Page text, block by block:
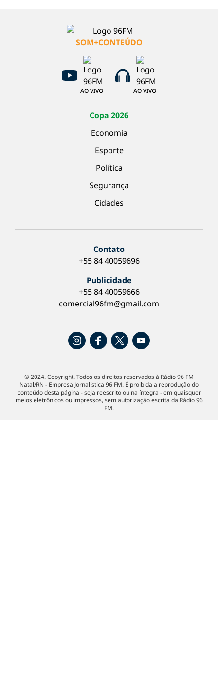
SOM+CONTEÚDO
AO VIVO AO VIVO
Copa 2026
Economia
Esporte
Política
Segurança
Cidades
Contato
+55 84 40059696
Publicidade
+55 84 40059666
comercial96fm@gmail.com
© 2024. Copyright. Todos os direitos reservados à Rádio 96 FM
Natal/RN - Empresa Jornalística 96 FM. É proibida a reprodução do
conteúdo desta página - seja reescrito ou na íntegra - em quaisquer
meios eletrônicos ou impressos, sem autorização escrita da Rádio 96
FM.